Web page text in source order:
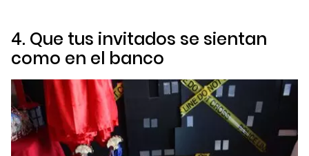
4. Que tus invitados se sientan
como en el banco